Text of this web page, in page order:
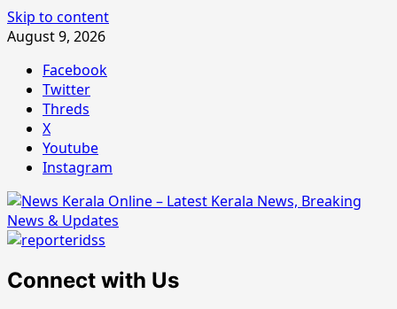
Skip to content
August 9, 2026
Facebook
Twitter
Threds
X
Youtube
Instagram
Connect with Us